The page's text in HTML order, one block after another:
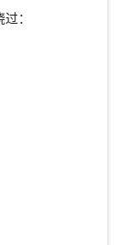
：